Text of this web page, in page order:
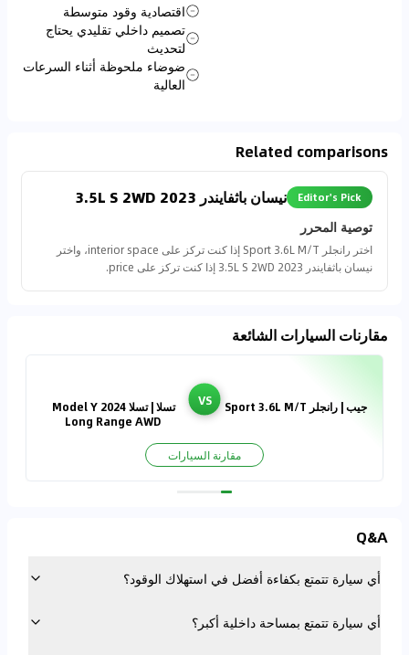
اقتصادية وقود متوسطة
تصميم داخلي تقليدي يحتاج
لتحديث
ضوضاء ملحوظة أثناء السرعات
العالية
Related comparisons
Editor's Pick نيسان باثفايندر 2023 3.5L S 2WD
توصية المحرر
اختر رانجلر Sport 3.6L M/T إذا كنت تركز على interior space، واختر
نيسان باثفايندر 2023 3.5L S 2WD إذا كنت تركز على price.
مقارنات السيارات الشائعة
جيب | رانجلر Sport 3.6L M/T VS
تسلا | تسلا Model Y 2024
Long Range AWD
مقارنة السيارات
Q&A
أي سيارة تتمتع بكفاءة أفضل في استهلاك الوقود؟
أي سيارة تتمتع بمساحة داخلية أكبر؟